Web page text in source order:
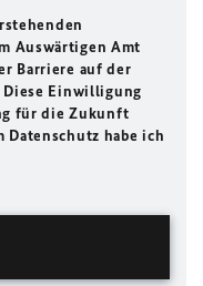
Auswärtigen Amt
Barriere auf der
Einwilligung
für die Zukunft
habe ich